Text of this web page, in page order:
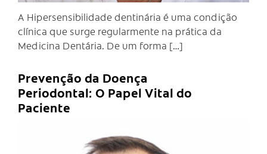
A Hipersensibilidade dentinária é uma condição
clínica que surge regularmente na prática da
Medicina Dentária. De um forma […]
Prevenção da Doença
Periodontal: O Papel Vital do
Paciente